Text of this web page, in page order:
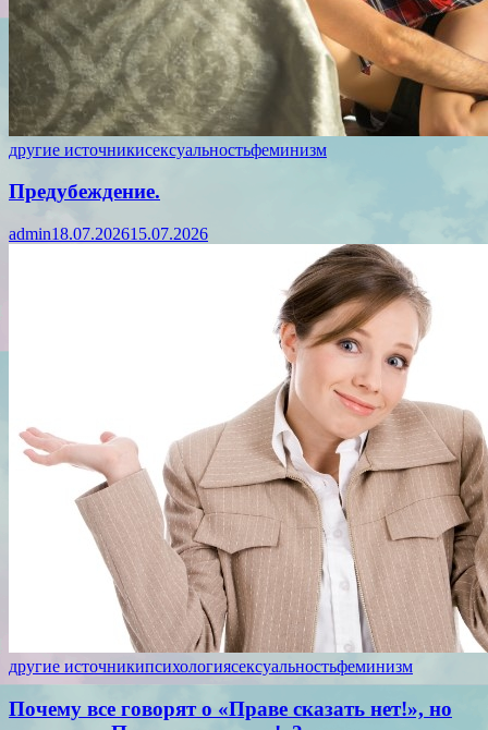
другие источникисексуальностьфеминизм
Предубеждение.
admin18.07.202615.07.2026
другие источникипсихологиясексуальностьфеминизм
Почему все говорят о «Праве сказать нет!», но